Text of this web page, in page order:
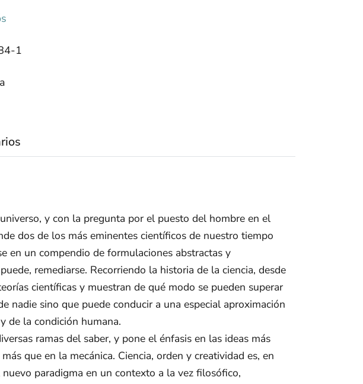
1
y con la pregunta por el puesto del hombre en el
dos de los más eminentes científicos de nuestro tiempo
en un compendio de formulaciones abstractas y
remediarse. Recorriendo la historia de la ciencia, desde
científicas y muestran de qué modo se pueden superar
nadie sino que puede conducir a una especial aproximación
de la condición humana.
ramas del saber, y pone el énfasis en las ideas más
que en la mecánica. Ciencia, orden y creatividad es, en
paradigma en un contexto a la vez filosófico,